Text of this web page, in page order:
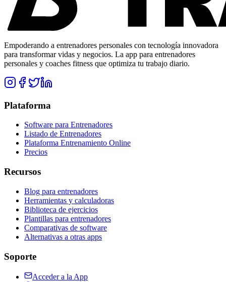
Empoderando a entrenadores personales con tecnología innovadora
para transformar vidas y negocios. La app para entrenadores
personales y coaches fitness que optimiza tu trabajo diario.
Plataforma
Software para Entrenadores
Listado de Entrenadores
Plataforma Entrenamiento Online
Precios
Recursos
Blog para entrenadores
Herramientas y calculadoras
Biblioteca de ejercicios
Plantillas para entrenadores
Comparativas de software
Alternativas a otras apps
Soporte
Acceder a la App